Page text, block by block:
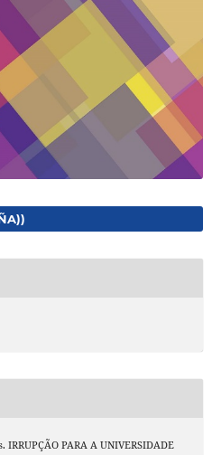
IRRUPÇÃO PARA A UNIVERSIDADE